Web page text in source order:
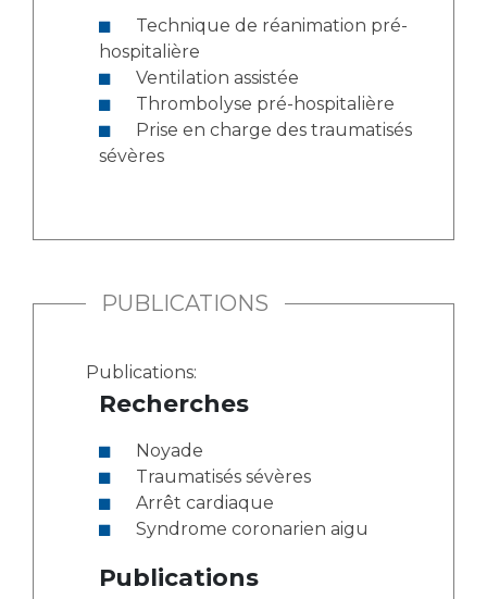
Technique de réanimation pré-
hospitalière
Ventilation assistée
Thrombolyse pré-hospitalière
Prise en charge des traumatisés
sévères
PUBLICATIONS
Publications:
Recherches
Noyade
Traumatisés sévères
Arrêt cardiaque
Syndrome coronarien aigu
Publications